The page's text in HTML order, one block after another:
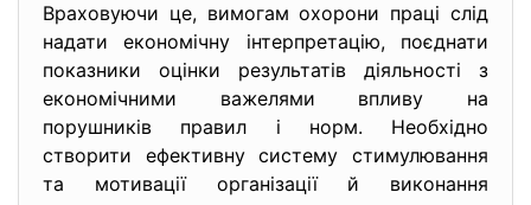
Враховуючи це, вимогам охорони праці слід
надати економічну інтерпретацію, поєднати
показники оцінки результатів діяльності з
економічними важелями впливу на
порушників правил і норм. Необхідно
створити ефективну систему стимулювання
та мотивації організації й виконання